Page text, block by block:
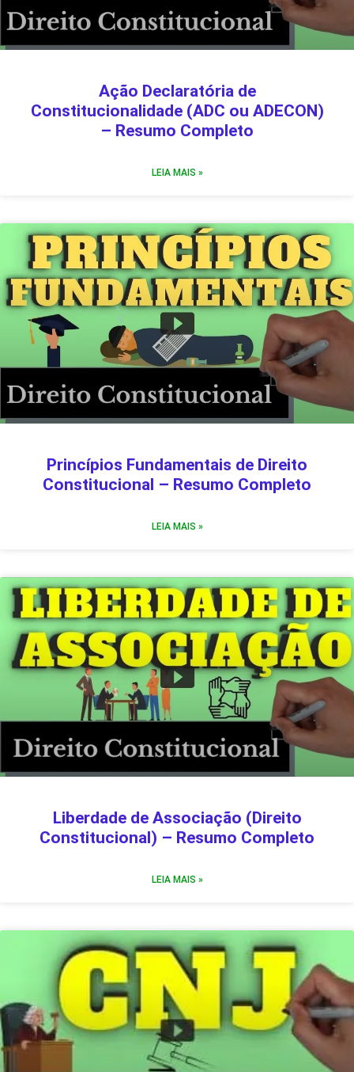
Ação Declaratória de
Constitucionalidade (ADC ou ADECON)
– Resumo Completo
LEIA MAIS »
Princípios Fundamentais de Direito
Constitucional – Resumo Completo
LEIA MAIS »
Liberdade de Associação (Direito
Constitucional) – Resumo Completo
LEIA MAIS »